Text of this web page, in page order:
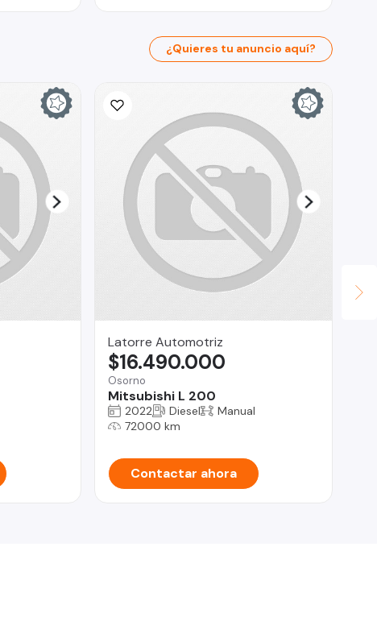
¿Quieres tu anuncio aquí?
Latorre Automotriz
Osorno
Mitsubishi L 200
$16.490.000
2022 Diesel
Manual
72000 km
Contactar ahora